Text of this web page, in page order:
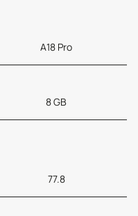
A18 Pro
8 GB
77.8